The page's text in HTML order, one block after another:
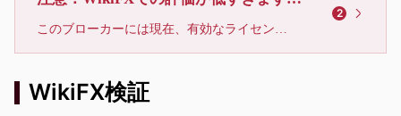
8
このブローカーには現在、有効なライセンスが確認されていません。リスクにご注意下さい！
2
WikiFX検証